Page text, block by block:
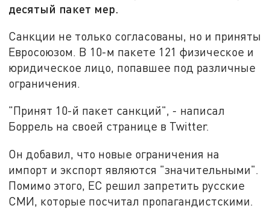
десятый пакет мер.
Санкции не только согласованы, но и приняты
Евросоюзом. В 10-м пакете 121 физическое и
юридическое лицо, попавшее под различные
ограничения.
"Принят 10-й пакет санкций", - написал
Боррель на своей странице в Twitter.
Он добавил, что новые ограничения на
импорт и экспорт являются "значительными".
Помимо этого, ЕС решил запретить русские
СМИ, которые посчитал пропагандистскими.